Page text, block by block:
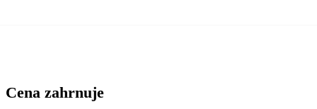
Cena zahrnuje